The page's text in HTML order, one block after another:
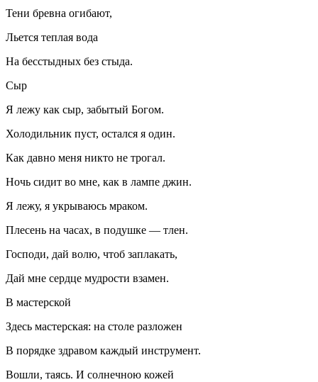
Тени бревна огибают,
Льется теплая вода
На бесстыдных без стыда.
Сыр
Я лежу как сыр, забытый Богом.
Холодильник пуст, остался я один.
Как давно меня никто не трогал.
Ночь сидит во мне, как в лампе джин.
Я лежу, я укрываюсь мраком.
Плесень на часах, в подушке — тлен.
Господи, дай волю, чтоб заплакать,
Дай мне сердце мудрости взамен.
В мастерской
Здесь мастерская: на столе разложен
В порядке здравом каждый инструмент.
Вошли, таясь. И солнечною кожей